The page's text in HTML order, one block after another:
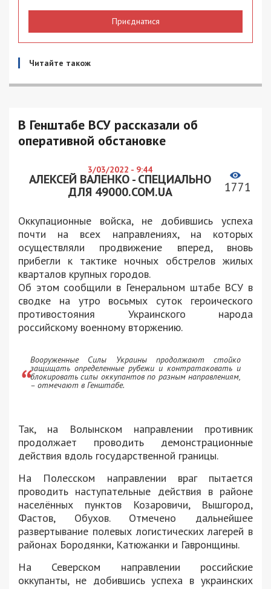
Приєднатися
Читайте також
В Генштабе ВСУ рассказали об
оперативной обстановке
3/03/2022 - 9:44
АЛЕКСЕЙ ВАЛЕНКО - СПЕЦИАЛЬНО
ДЛЯ 49000.COM.UA
1771
Оккупационные войска, не добившись успеха
почти на всех направлениях, на которых
осуществляли продвижение вперед, вновь
прибегли к тактике ночных обстрелов жилых
кварталов крупных городов.
Об этом сообщили в Генеральном штабе ВСУ в
сводке на утро восьмых суток героического
противостояния Украинского народа
российскому военному вторжению.
Вооруженные Силы Украины продолжают стойко
защищать определенные рубежи и контратаковать и
блокировать силы оккупантов по разным направлениям,
– отмечают в Генштабе.
Так, на Волынском направлении противник
продолжает проводить демонстрационные
действия вдоль государственной границы.
На Полесском направлении враг пытается
проводить наступательные действия в районе
населённых пунктов Козаровичи, Вышгород,
Фастов, Обухов. Отмечено дальнейшее
развертывание полевых логистических лагерей в
районах Бородянки, Катюжанки и Гавронщины.
На Северском направлении российские
оккупанты, не добившись успеха в украинских